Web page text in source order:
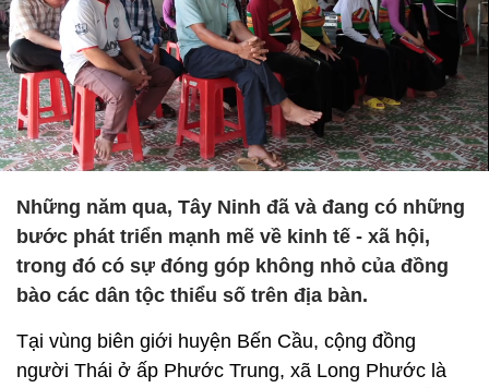
Những năm qua, Tây Ninh đã và đang có những
bước phát triển mạnh mẽ về kinh tế - xã hội,
trong đó có sự đóng góp không nhỏ của đồng
bào các dân tộc thiểu số trên địa bàn.
Tại vùng biên giới huyện Bến Cầu, cộng đồng
người Thái ở ấp Phước Trung, xã Long Phước là